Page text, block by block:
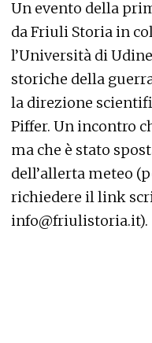
Un evento della
da Friuli Storia in
l’Università di
storiche della
la direzione
Piffer. Un incontro
ma che è stato
dell’allerta meteo
richiedere il link
info@friulistoria.it).